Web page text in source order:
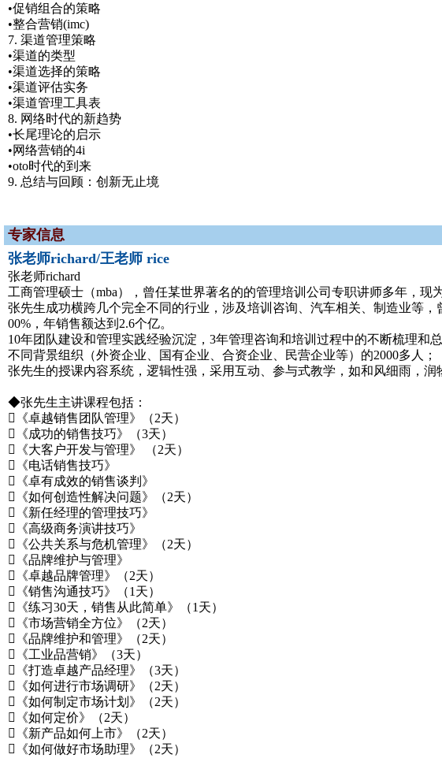
•促销组合的策略
•整合营销(imc)
7. 渠道管理策略
•渠道的类型
•渠道选择的策略
•渠道评估实务
•渠道管理工具表
8. 网络时代的新趋势
•长尾理论的启示
•网络营销的4i
•oto时代的到来
9. 总结与回顾：创新无止境
专家信息
张老师richard/王老师 rice
张老师richard
工商管理硕士（mba），曾任某世界著名的的管理培训公司专职讲师多年，现
张先生成功横跨几个完全不同的行业，涉及培训咨询、汽车相关、制造业等
00%，年销售额达到2.6个亿。
10年团队建设和管理实践经验沉淀，3年管理咨询和培训过程中的不断梳理
不同背景组织（外资企业、国有企业、合资企业、民营企业等）的2000多人；
张先生的授课内容系统，逻辑性强，采用互动、参与式教学，如和风细雨，
◆张先生主讲课程包括：
《卓越销售团队管理》（2天）
《成功的销售技巧》（3天）
《大客户开发与管理》 （2天）
《电话销售技巧》
《卓有成效的销售谈判》
《如何创造性解决问题》（2天）
《新任经理的管理技巧》
《高级商务演讲技巧》
《公共关系与危机管理》（2天）
《品牌维护与管理》
《卓越品牌管理》（2天）
《销售沟通技巧》（1天）
《练习30天，销售从此简单》（1天）
《市场营销全方位》（2天）
《品牌维护和管理》（2天）
《工业品营销》（3天）
《打造卓越产品经理》（3天）
《如何进行市场调研》（2天）
《如何制定市场计划》（2天）
《如何定价》（2天）
《新产品如何上市》（2天）
《如何做好市场助理》（2天）